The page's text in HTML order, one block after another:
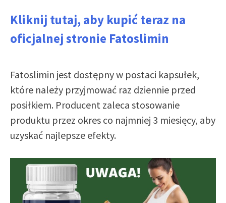
Kliknij tutaj, aby kupić teraz na
oficjalnej stronie Fatoslimin
Fatoslimin jest dostępny w postaci kapsułek,
które należy przyjmować raz dziennie przed
posiłkiem. Producent zaleca stosowanie
produktu przez okres co najmniej 3 miesięcy, aby
uzyskać najlepsze efekty.